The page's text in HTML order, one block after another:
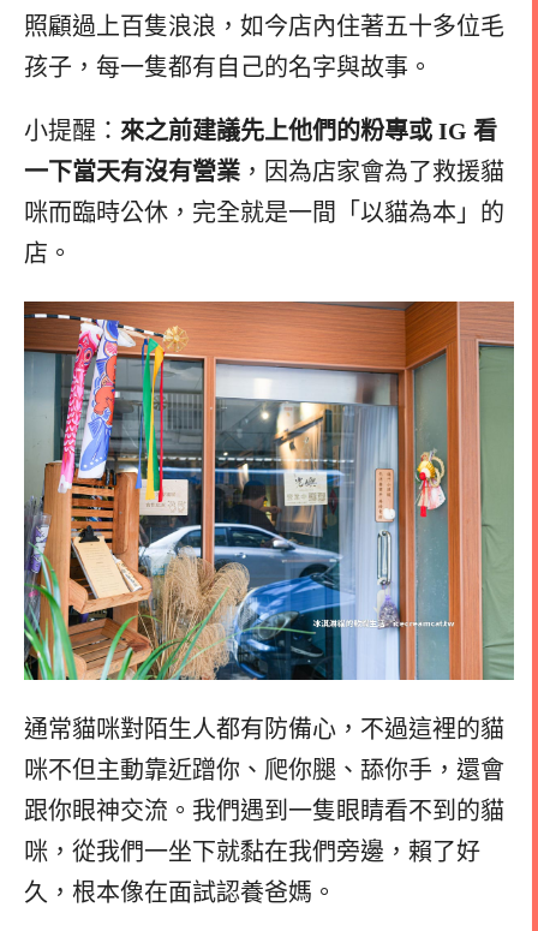
照顧過上百隻浪浪，如今店內住著五十多位毛
孩子，每一隻都有自己的名字與故事。
小提醒： 來之前建議先上他們的粉專或 IG 看
一下當天有沒有營業 ，因為店家會為了救援貓
咪而臨時公休，完全就是一間「以貓為本」的
店。
通常貓咪對陌生人都有防備心，不過這裡的貓
咪不但主動靠近蹭你、爬你腿、舔你手，還會
跟你眼神交流。我們遇到一隻眼睛看不到的貓
咪，從我們一坐下就黏在我們旁邊，賴了好
久，根本像在面試認養爸媽。